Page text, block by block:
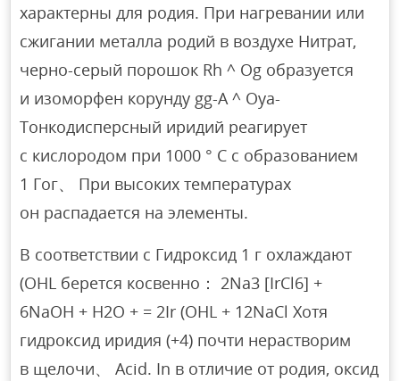
характерны для родия. При нагревании или
сжигании металла родий в воздухе Нитрат,
черно-серый порошок Rh ^ Og образуется
и изоморфен корунду gg-A ^ Oya-
Тонкодисперсный иридий реагирует
с кислородом при 1000 ° С с образованием
1 Гог、 При высоких температурах
он распадается на элементы.
В соответствии с Гидроксид 1 г охлаждают
(OHL берется косвенно： 2Na3 [IrCl6] +
6NaOH + H2O + = 2Ir (OHL + 12NaCl Хотя
гидроксид иридия (+4) почти нерастворим
в щелочи、 Acid. In в отличие от родия, оксид